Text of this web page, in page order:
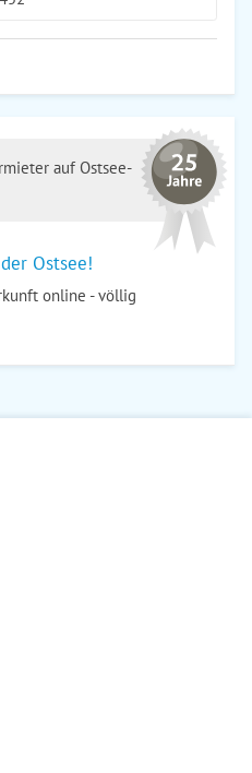
auf Ostsee-
Ostsee!
online - völlig